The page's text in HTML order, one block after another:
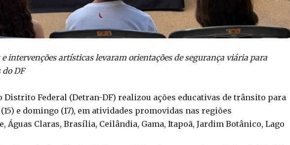
intervenções artísticas levaram orientações de segurança viária para
DF
Distrito Federal (Detran-DF) realizou ações educativas de trânsito para
e domingo (17), em atividades promovidas nas regiões
Águas Claras, Brasília, Ceilândia, Gama, Itapoã, Jardim Botânico, Lago